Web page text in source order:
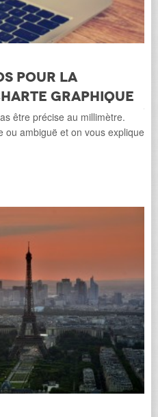
pour la
graphique
être précise au millimètre.
ou ambiguë et on vous explique